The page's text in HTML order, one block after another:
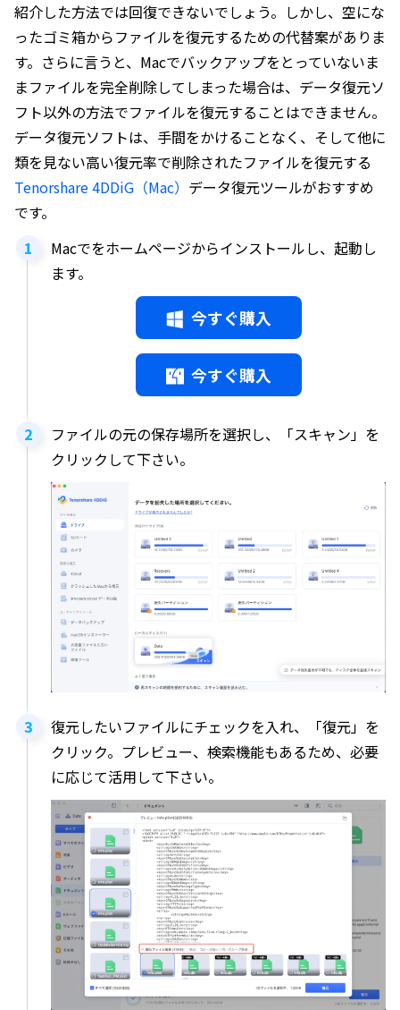
紹介した方法では回復できないでしょう。しかし、空にな
ったゴミ箱からファイルを復元するための代替案がありま
す。さらに言うと、Macでバックアップをとっていないま
まファイルを完全削除してしまった場合は、データ復元ソ
フト以外の方法でファイルを復元することはできません。
データ復元ソフトは、手間をかけることなく、そして他に
類を見ない高い復元率で削除されたファイルを復元する
Tenorshare 4DDiG（Mac） データ復元ツールがおすすめ
です。
Macでをホームページからインストールし、起動し
ます。
今すぐ購入
今すぐ購入
ファイルの元の保存場所を選択し、「スキャン」を
クリックして下さい。
復元したいファイルにチェックを入れ、「復元」を
クリック。プレビュー、検索機能もあるため、必要
に応じて活用して下さい。